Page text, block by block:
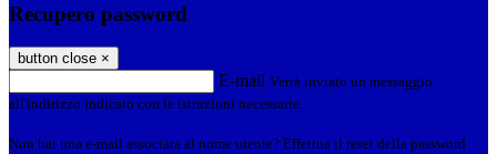
Recupero password
button close ×
E-mail Verrà inviato un messaggio
all'indirizzo indicato con le istruzioni necessarie.
Non hai una e-mail associata al nome utente? Effettua il reset della password